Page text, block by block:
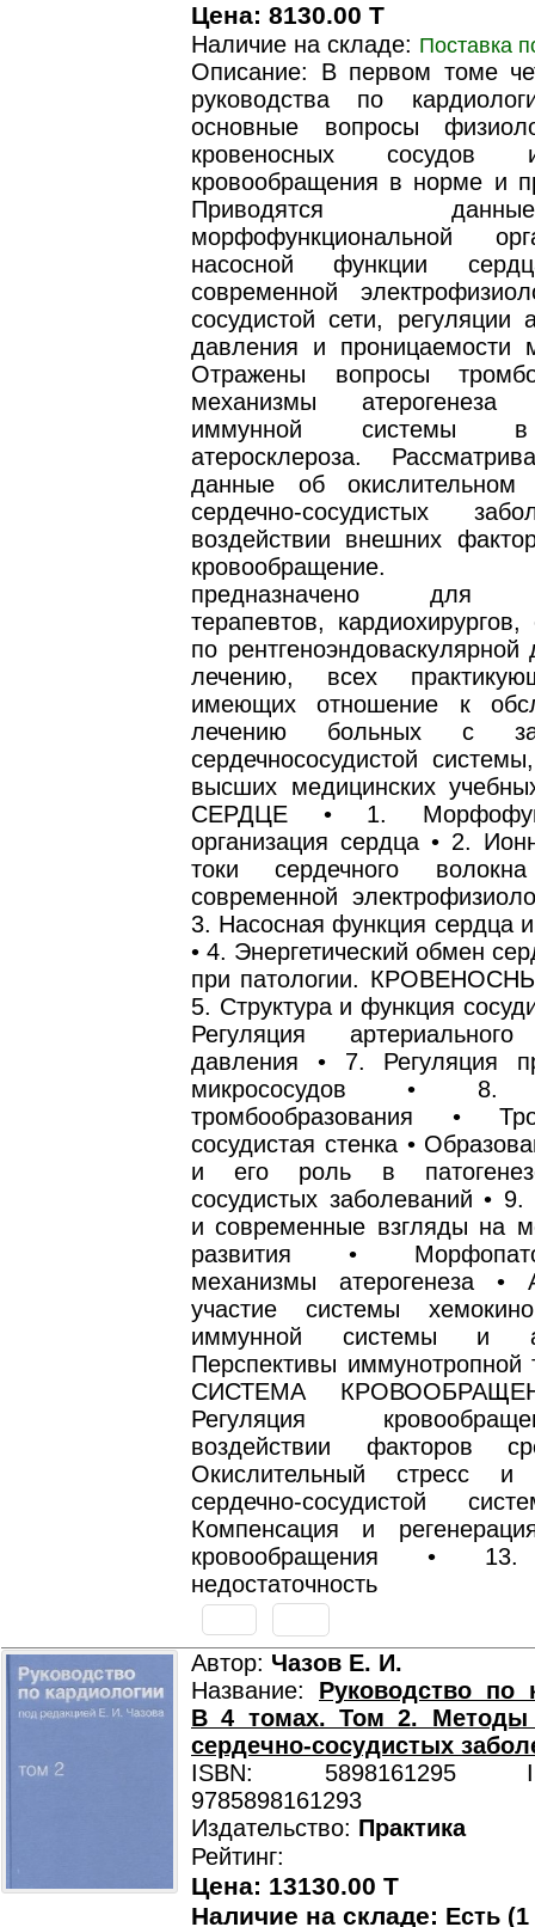
Цена: 8130.00 T
Наличие на складе: Поставка
Описание: В первом томе
руководства по
основные вопросы
кровеносных сосудов
кровообращения в норме и
Приводятся
морфофункциональной
насосной функции
современной
сосудистой сети, регуляции
давления и проницаемости
Отражены вопросы
механизмы
иммунной системы в
атеросклероза.
данные об окислительном
сердечно-сосудистых
воздействии внешних
кровообращение.
предназначено для
терапевтов, кардиохирургов,
по рентгеноэндоваскулярной
лечению, всех
имеющих отношение к
лечению больных с
сердечнососудистой
высших медицинских
СЕРДЦЕ • 1.
организация сердца • 2.
токи сердечного
современной
3. Насосная функция сердца
• 4. Энергетический обмен
при патологии.
5. Структура и функция
Регуляция
давления • 7. Регуляция
микрососудов • 8.
тромбообразования •
сосудистая стенка •
и его роль в
сосудистых заболеваний • 9.
и современные взгляды на
развития •
механизмы атерогенеза •
участие системы
иммунной системы и
Перспективы
СИСТЕМА
Регуляция
воздействии факторов
Окислительный стресс и
сердечно-сосудистой
Компенсация и
кровообращения • 13.
недостаточность
Автор: Чазов Е. И.
Название: Руководство по
В 4 томах. Том 2. Методы
сердечно-сосудистых
ISBN: 5898161295
9785898161293
Издательство: Практика
Рейтинг:
Цена: 13130.00 T
Наличие на складе: Есть